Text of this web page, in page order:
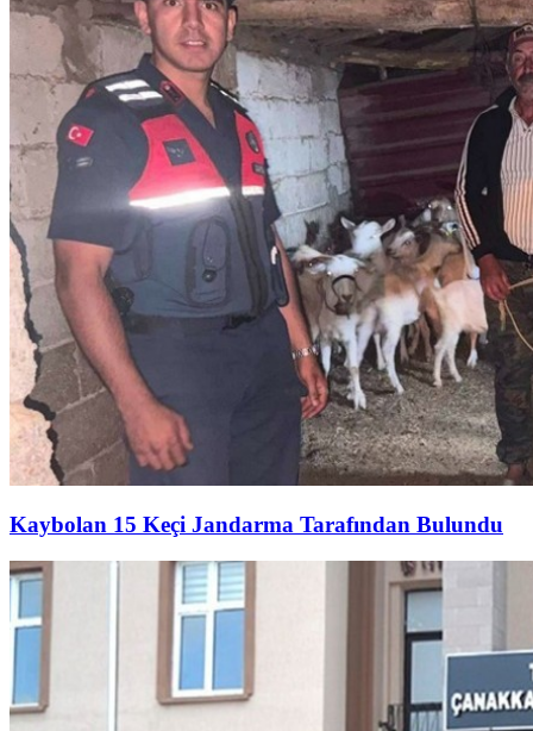
Kaybolan 15 Keçi Jandarma Tarafından Bulundu